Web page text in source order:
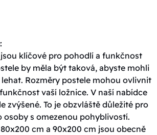
klíčové pro pohodlí a funkčnost
by měla být taková, abyste mohli
Rozměry postele mohou ovlivnit
vaší ložnice. V naší nabídce
zvýšené. To je obzvláště důležité pro
osoby s omezenou pohyblivostí.
cm a 90x200 cm jsou obecně